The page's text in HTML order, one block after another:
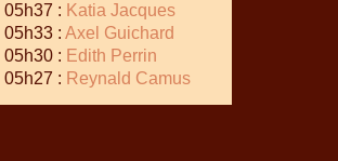
05h37 : Katia Jacques
05h33 : Axel Guichard
05h30 : Edith Perrin
05h27 : Reynald Camus